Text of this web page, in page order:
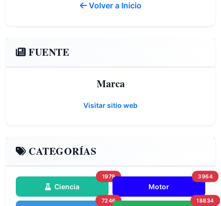
Volver a Inicio
FUENTE
Marca
Visitar sitio web
CATEGORÍAS
Ciencia
1979
Motor
3964
7246 18834